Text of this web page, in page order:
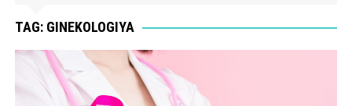
TAG: GINEKOLOGIYA